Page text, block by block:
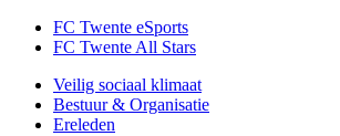
FC Twente eSports
FC Twente All Stars
Veilig sociaal klimaat
Bestuur & Organisatie
Ereleden